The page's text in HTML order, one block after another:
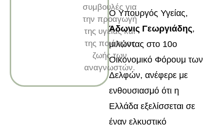
συμβουλές για
την προαγωγή
της υγείας και
της ποιότητας
ζωής των
αναγνωστών.
Ο Υπουργός Υγείας,
Άδωνις Γεωργιάδης,
μιλώντας στο 10ο
Οικονομικό Φόρουμ των
Δελφών, ανέφερε με
ενθουσιασμό ότι η
Ελλάδα εξελίσσεται σε
έναν ελκυστικό